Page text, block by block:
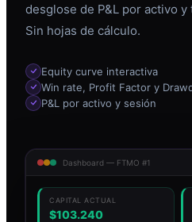
desglose de P&L por activo
Sin hojas de cálculo.
Equity curve interactiva
Win rate, Profit Factor y
P&L por activo y sesión
Dashboard — FTMO #1
CAPITAL ACTUAL
$103.240